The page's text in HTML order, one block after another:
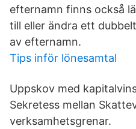
efternamn finns också
till eller ändra ett
av efternamn.
Tips inför lönesamtal
Uppskov med
Sekretess mellan
verksamhetsgrenar.